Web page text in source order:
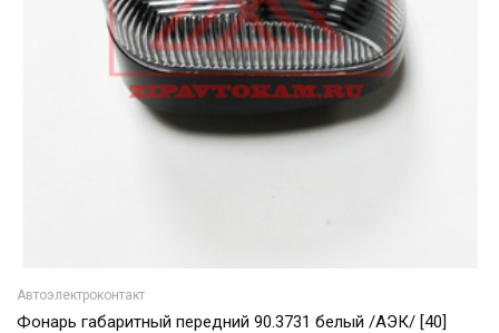
Автоэлектроконтакт
Фонарь габаритный передний 90.3731 белый /АЭК/ [40]